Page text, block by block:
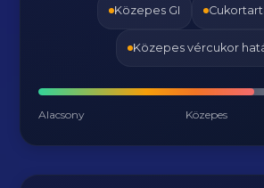
Közepes GI
Közepes vércukor
Alacsony Közepes